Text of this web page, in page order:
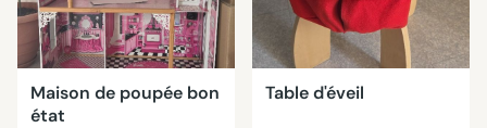
Maison de poupée bon
état
Table d'éveil